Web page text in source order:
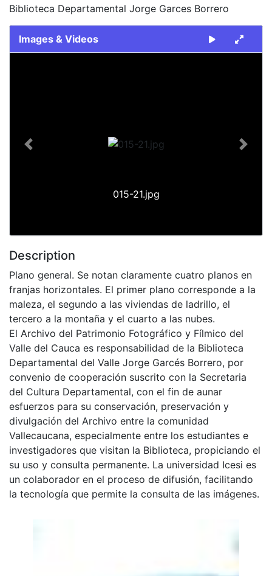
Biblioteca Departamental Jorge Garces Borrero
Images & Videos
015-21.jpg
Previous Next
Description
Plano general. Se notan claramente cuatro planos en
franjas horizontales. El primer plano corresponde a la
maleza, el segundo a las viviendas de ladrillo, el
tercero a la montaña y el cuarto a las nubes.
El Archivo del Patrimonio Fotográfico y Fílmico del
Valle del Cauca es responsabilidad de la Biblioteca
Departamental del Valle Jorge Garcés Borrero, por
convenio de cooperación suscrito con la Secretaria
del Cultura Departamental, con el fin de aunar
esfuerzos para su conservación, preservación y
divulgación del Archivo entre la comunidad
Vallecaucana, especialmente entre los estudiantes e
investigadores que visitan la Biblioteca, propiciando el
su uso y consulta permanente. La universidad Icesi es
un colaborador en el proceso de difusión, facilitando
la tecnología que permite la consulta de las imágenes.